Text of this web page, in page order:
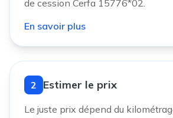
de cession Cerfa 15776*02.
En savoir plus
2 Estimer le prix
Le juste prix dépend du